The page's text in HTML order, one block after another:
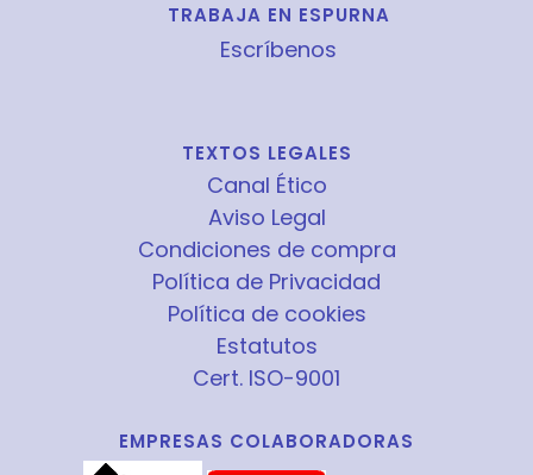
TRABAJA EN ESPURNA
Escríbenos
TEXTOS LEGALES
Canal Ético
Aviso Legal
Condiciones de compra
Política de Privacidad
Política de cookies
Estatutos
Cert. ISO-9001
EMPRESAS COLABORADORAS